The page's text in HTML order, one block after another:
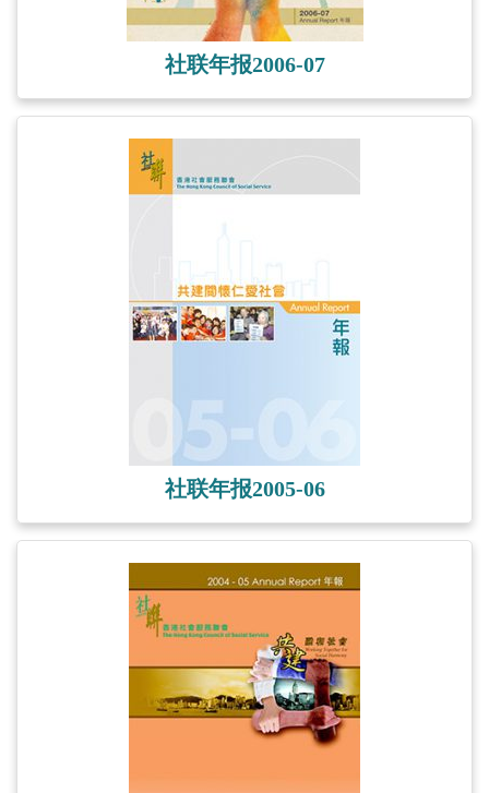
社联年报2006-07
社联年报2005-06